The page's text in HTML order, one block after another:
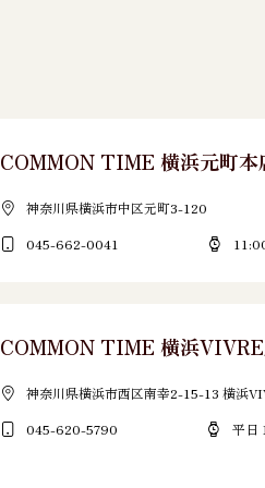
COMMON TIME 横浜元町本
神奈川県横浜市中区元町3-120
045-662-0041
COMMON TIME 横浜
神奈川県横浜市西区南幸2-15-13 横浜
045-620-5790
平日